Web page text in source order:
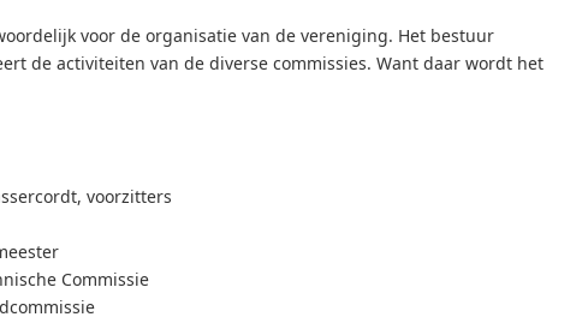
voor de organisatie van de vereniging. Het bestuur
de activiteiten van de diverse commissies. Want daar wordt het
voorzitters
Commissie